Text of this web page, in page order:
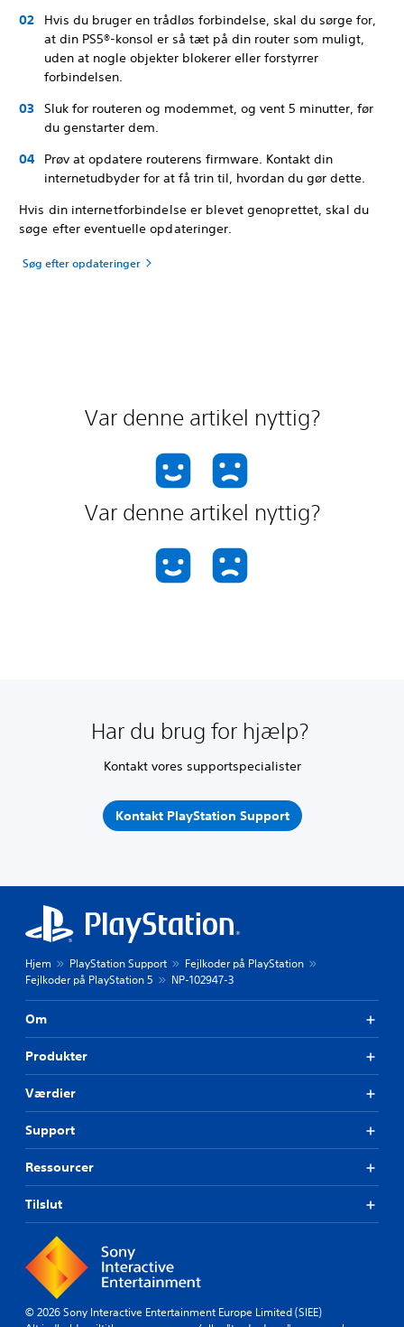
Hvis du bruger en trådløs forbindelse, skal du sørge for,
at din PS5®-konsol er så tæt på din router som muligt,
uden at nogle objekter blokerer eller forstyrrer
forbindelsen.
Sluk for routeren og modemmet, og vent 5 minutter, før
du genstarter dem.
Prøv at opdatere routerens firmware. Kontakt din
internetudbyder for at få trin til, hvordan du gør dette.
Hvis din internetforbindelse er blevet genoprettet, skal du
søge efter eventuelle opdateringer.
Søg efter opdateringer
Var denne artikel nyttig?
Var denne artikel nyttig?
Har du brug for hjælp?
Kontakt vores supportspecialister
Kontakt PlayStation Support
Hjem PlayStation Support
Fejlkoder på PlayStation
Fejlkoder på PlayStation 5
NP-102947-3
Om
Produkter
Værdier
Support
Ressourcer
Tilslut
© 2026 Sony Interactive Entertainment Europe Limited (SIEE)